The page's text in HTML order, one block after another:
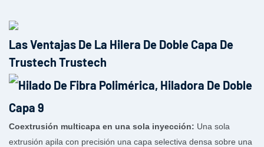
Las Ventajas De La Hilera De Doble Capa De
Trustech Trustech
Coextrusión multicapa en una sola inyección: Una sola
extrusión apila con precisión una capa selectiva densa sobre una